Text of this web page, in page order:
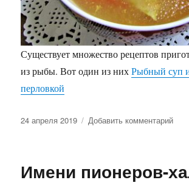
Существует множество рецептов
из рыбы. Вот один из нихРыбный суп
перловкой
Опубликовано
24 апреля 2019 Добавить комментарийк
Имени пионеров-